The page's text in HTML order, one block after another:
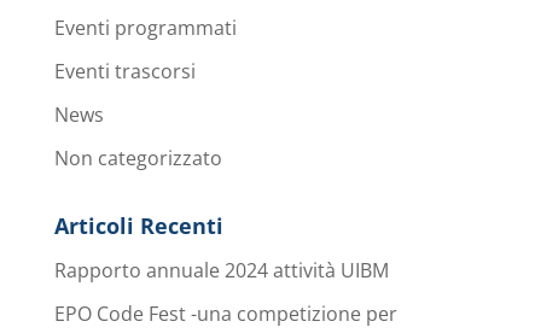
Eventi programmati
Eventi trascorsi
News
Non categorizzato
Articoli Recenti
Rapporto annuale 2024 attività UIBM
EPO Code Fest -una competizione per